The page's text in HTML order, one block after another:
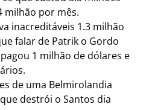
milhão por mês.
inacreditáveis 1.3 milhão
falar de Patrik o Gordo
1 milhão de dólares e
de uma Belmirolandia
destrói o Santos dia